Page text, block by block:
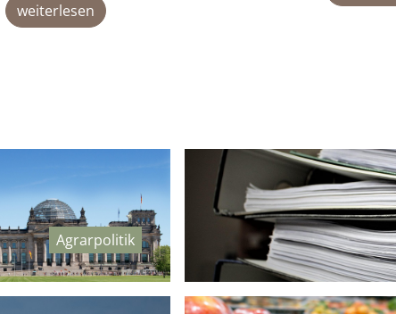
weiterlesen
Agrarpolitik